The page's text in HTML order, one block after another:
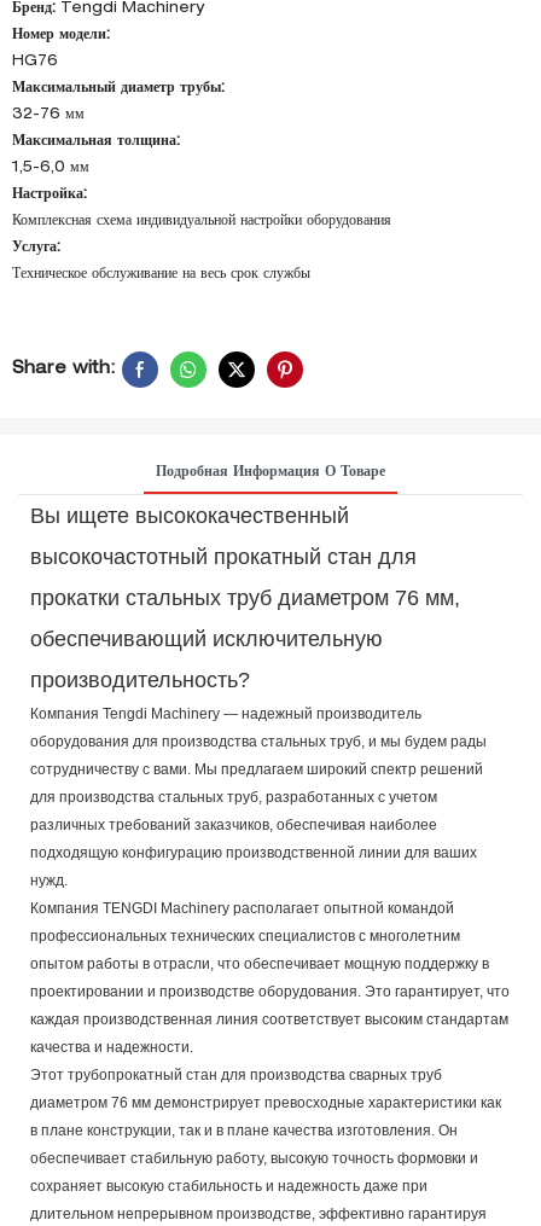
Бренд: Tengdi Machinery
Номер модели:
HG76
Максимальный диаметр трубы:
32-76 мм
Максимальная толщина:
1,5-6,0 мм
Настройка:
Комплексная схема индивидуальной настройки оборудования
Услуга:
Техническое обслуживание на весь срок службы
Share with:
Подробная Информация О Товаре
Вы ищете высококачественный
высокочастотный прокатный стан для
прокатки стальных труб диаметром 76 мм,
обеспечивающий исключительную
производительность?
Компания Tengdi Machinery — надежный производитель
оборудования для производства стальных труб, и мы будем рады
сотрудничеству с вами. Мы предлагаем широкий спектр решений
для производства стальных труб, разработанных с учетом
различных требований заказчиков, обеспечивая наиболее
подходящую конфигурацию производственной линии для ваших
нужд.
Компания TENGDI Machinery располагает опытной командой
профессиональных технических специалистов с многолетним
опытом работы в отрасли, что обеспечивает мощную поддержку в
проектировании и производстве оборудования. Это гарантирует, что
каждая производственная линия соответствует высоким стандартам
качества и надежности.
Этот трубопрокатный стан для производства сварных труб
диаметром 76 мм демонстрирует превосходные характеристики как
в плане конструкции, так и в плане качества изготовления. Он
обеспечивает стабильную работу, высокую точность формовки и
сохраняет высокую стабильность и надежность даже при
длительном непрерывном производстве, эффективно гарантируя